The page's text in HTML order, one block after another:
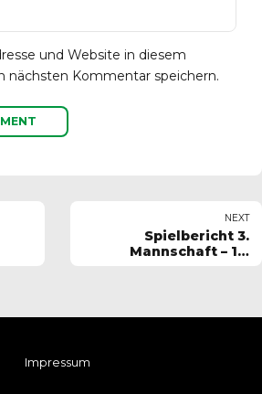
und Website in diesem
nächsten Kommentar speichern.
NEXT
Spielbericht 3.
Mannschaft – 13.
Impressum